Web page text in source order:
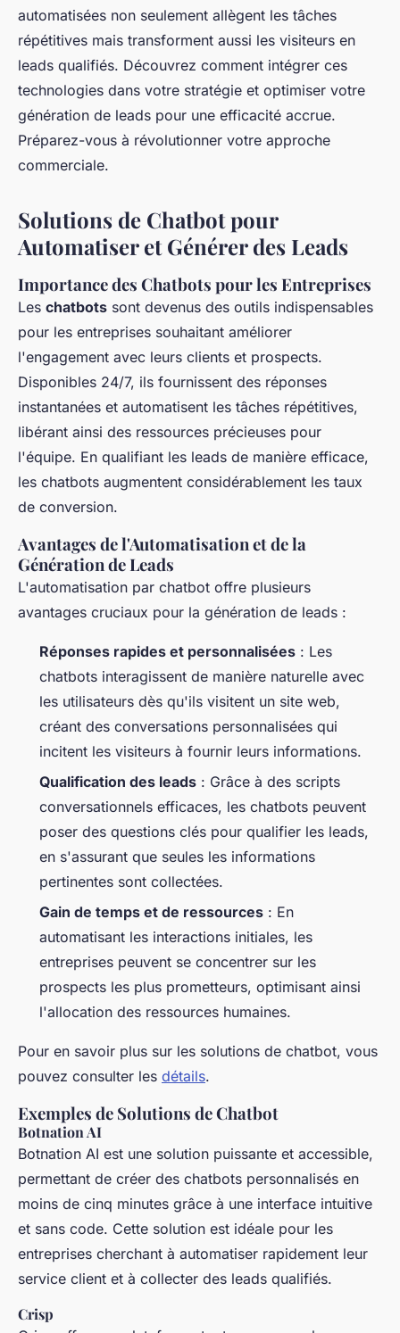
automatisées non seulement allègent les tâches
répétitives mais transforment aussi les visiteurs en
leads qualifiés. Découvrez comment intégrer ces
technologies dans votre stratégie et optimiser votre
génération de leads pour une efficacité accrue.
Préparez-vous à révolutionner votre approche
commerciale.
Solutions de Chatbot pour
Automatiser et Générer des Leads
Importance des Chatbots pour les Entreprises
Les chatbots sont devenus des outils indispensables
pour les entreprises souhaitant améliorer
l'engagement avec leurs clients et prospects.
Disponibles 24/7, ils fournissent des réponses
instantanées et automatisent les tâches répétitives,
libérant ainsi des ressources précieuses pour
l'équipe. En qualifiant les leads de manière efficace,
les chatbots augmentent considérablement les taux
de conversion.
Avantages de l'Automatisation et de la
Génération de Leads
L'automatisation par chatbot offre plusieurs
avantages cruciaux pour la génération de leads :
Réponses rapides et personnalisées : Les
chatbots interagissent de manière naturelle avec
les utilisateurs dès qu'ils visitent un site web,
créant des conversations personnalisées qui
incitent les visiteurs à fournir leurs informations.
Qualification des leads : Grâce à des scripts
conversationnels efficaces, les chatbots peuvent
poser des questions clés pour qualifier les leads,
en s'assurant que seules les informations
pertinentes sont collectées.
Gain de temps et de ressources : En
automatisant les interactions initiales, les
entreprises peuvent se concentrer sur les
prospects les plus prometteurs, optimisant ainsi
l'allocation des ressources humaines.
Pour en savoir plus sur les solutions de chatbot, vous
pouvez consulter les détails.
Exemples de Solutions de Chatbot
Botnation AI
Botnation AI est une solution puissante et accessible,
permettant de créer des chatbots personnalisés en
moins de cinq minutes grâce à une interface intuitive
et sans code. Cette solution est idéale pour les
entreprises cherchant à automatiser rapidement leur
service client et à collecter des leads qualifiés.
Crisp